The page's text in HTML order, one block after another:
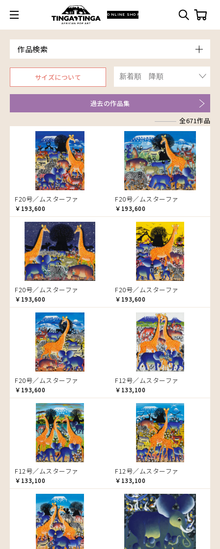
ONLINE SHOP
作品検索
Model
青空
朝焼け
家
イノシシ
イボイノシシ
イルカ
インパラ
うさぎ
お祭り
音楽
カエル
かくれんぼ
家族-親子
カシューナッツの木
カップル
カバ
カメ
カメレオン
木
キリン
キリマンジャロ
孔雀
サイ
魚の群れ
桜
サル
シマウマ
ゾウ
タンザニア
タンザニアの女性
チーター
蝶
チンパンジー
動物たち
鳥
～￥10,000
￥30,001～40,000
￥40,001～60,000
￥60,001～80,000
￥80,001～100,000
￥100,001～
Artist
ア行
アウスィー
アキリ
アグネス
アジャバ
アダム
アダムス
アパイ
アバス
アブー
アブダラ
アマニ
アミナータ
アリー
アルバー
イッサ
イディー
エミリアス
エレナ
オマリー
カケパ
カッシム
ガヨ
カンビリ
ゴッドフレイ
コルンバ
サイディ
ザチ
サビティ
サランゲ
サンデイ
サンデイビッタ
シャハ
シャバーニ
ジャリブーニ
スフィアー二
ズベリ
スライディ（スライドゥ）
ゼナ
セフ
チャド
チャリンダ
チワヤ
ドゥケ
ドサ
ナココ
ハッサーニ
ベッカー
ブッシーリ
マ行
マウラーナ
マトゥカ
マジドゥ
マブサ
マリキータ
マルチナ
マワゾ
マングラ
ミムス
ムクラ
ムクンバ
ムスターファ
ムチサ
ムッサ
ムブカ
ムロペ
ムワツカ
ムワメディ
ヤ行
ヤッスィーニ（ヤッスィン）
ヤフィドゥ
ラ行
ラシッド.ムズグノ
ラシディ
ルーカス
ルブニ
レイモンド
ロジャー
Size
F3号
F4号
F8号
F12号
F20号
規格外S
規格外M
規格外L
Frame
木枠張り／パネル
アートフレーム
サイズについて
過去の作品集
全671作品
F20号／ムスターファ
￥193,600
F20号／ムスターファ
￥193,600
F20号／ムスターファ
￥193,600
F20号／ムスターファ
￥193,600
F20号／ムスターファ
￥193,600
F12号／ムスターファ
￥133,100
F12号／ムスターファ
￥133,100
F12号／ムスターファ
￥133,100